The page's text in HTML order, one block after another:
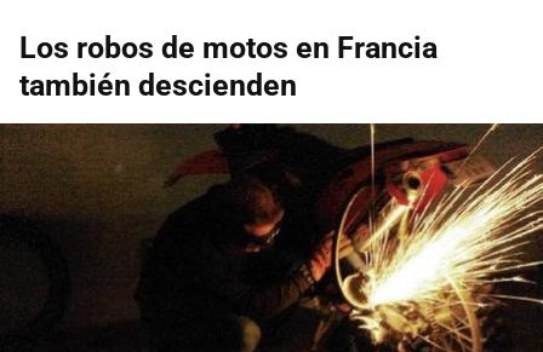
Los robos de motos en Francia
también descienden